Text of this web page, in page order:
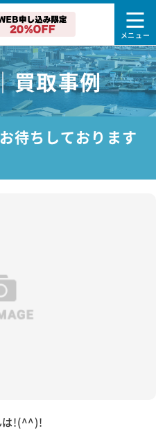
買取事例
待ちしております
は!(^^)!